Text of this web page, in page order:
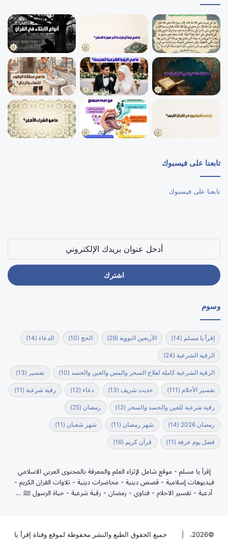
تابعنا على فيسبوك
تابعنا على فيسبوك
بريدك
الإلكتروني
وسوم
إقرأ يا مسلم (14) الأربعين النووية (29) الحج (10) الدعاء (14)
الرقية الشرعية (24)
الرقية الشرعية كاملة لعلاج السحر والمس والعين والحسد (10) تفسير (13)
تفسير الأحلام (111) حديث شريف (13) دعاء (12) رقية شرعية (11)
رقية شرعية للعين والحسد والسحر (12) رمضان (25)
رمضان 2026 (14) شهر رمضان (11) شهر شعبان (11)
فضل يوم عرفة (11) قرآن كريم (16)
إقرأ يا مسلم - موقع شامل لإثراء العلم والمعرفة بالمحتوى العربي الاسلامي
فيديوهات إسلامية - قصص دينية - محاضرات دينية - تلاوات القران الكريم -
أدعية - تفسير الاحلام - فتاوي - رمضان - رقية شرعية - حياة الرسول ﷺ …
©2026، | جميع الحقوق الطبع والنشر محفوظة لموقع وقناة إقرأ يا